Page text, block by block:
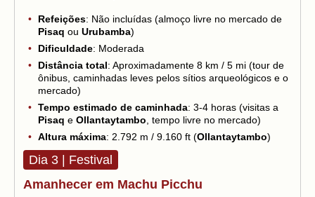
Refeições: Não incluídas (almoço livre no mercado de
Pisaq ou Urubamba)
Dificuldade: Moderada
Distância total: Aproximadamente 8 km / 5 mi (tour de
ônibus, caminhadas leves pelos sítios arqueológicos e o
mercado)
Tempo estimado de caminhada: 3-4 horas (visitas a
Pisaq e Ollantaytambo , tempo livre no mercado)
Altura máxima: 2.792 m / 9.160 ft (Ollantaytambo)
Dia 3 | Festival
Amanhecer em Machu Picchu